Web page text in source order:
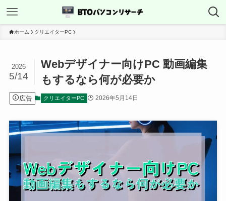
ホーム クリエイターPC
Webデザイナー向けPC 動画編集
もするなら何が必要か
2026
5/14
広告 クリエイターPC 2026年5月14日